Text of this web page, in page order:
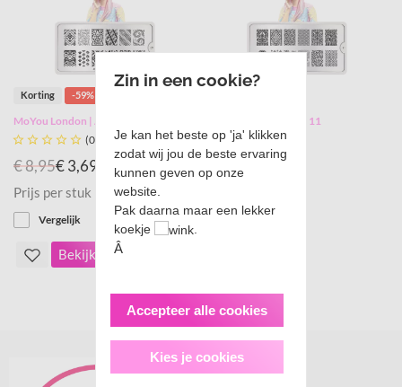
Korting -59%
MoYou London | Asia 09
     (0)
€ 8,95€ 3,69 *
Prijs per stuk
Vergelijk
Bekijk
MoYou London | Asia 11
   (0)
€ 3,69 *
Zin in een cookie?
Je kan het beste op 'ja' klikken
zodat wij jou de beste ervaring
kunnen geven op onze
website.
Pak daarna maar een lekker
koekje
Â
Accepteer alle cookies
Kies je cookies